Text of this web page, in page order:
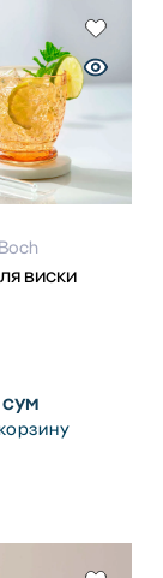
виски
сум